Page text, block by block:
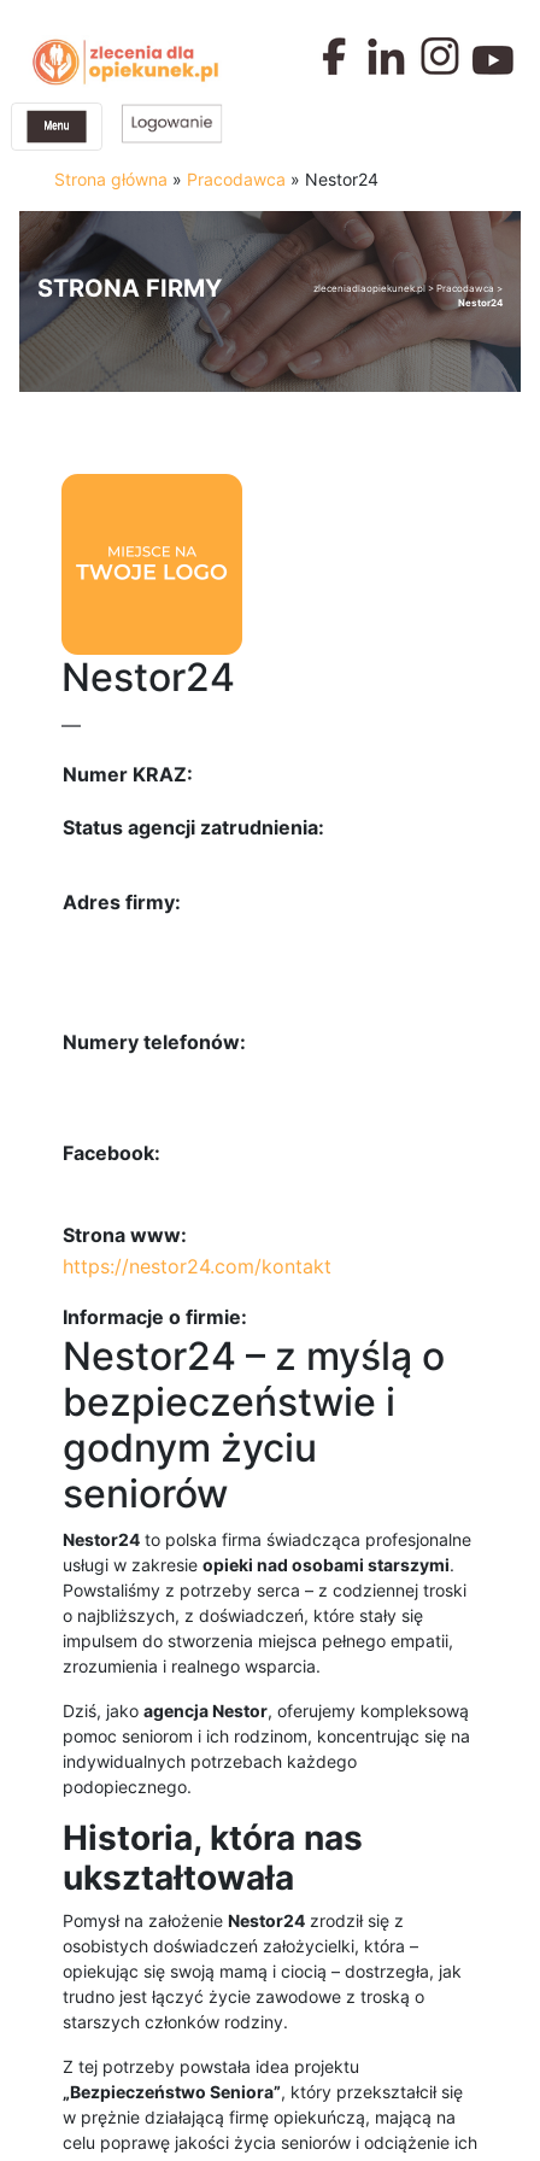
Strona główna » Pracodawca » Nestor24
STRONA FIRMY zleceniadlaopiekunek.pl > Pracodawca >
Nestor24
Nestor24
—
Numer KRAZ:
Status agencji zatrudnienia:
Adres firmy:
Numery telefonów:
Facebook:
Strona www:
https://nestor24.com/kontakt
Informacje o firmie:
Nestor24 – z myślą o
bezpieczeństwie i
godnym życiu
seniorów
Nestor24 to polska firma świadcząca profesjonalne
usługi w zakresie opieki nad osobami starszymi.
Powstaliśmy z potrzeby serca – z codziennej troski
o najbliższych, z doświadczeń, które stały się
impulsem do stworzenia miejsca pełnego empatii,
zrozumienia i realnego wsparcia.
Dziś, jako agencja Nestor, oferujemy kompleksową
pomoc seniorom i ich rodzinom, koncentrując się na
indywidualnych potrzebach każdego
podopiecznego.
Historia, która nas
ukształtowała
Pomysł na założenie Nestor24 zrodził się z
osobistych doświadczeń założycielki, która –
opiekując się swoją mamą i ciocią – dostrzegła, jak
trudno jest łączyć życie zawodowe z troską o
starszych członków rodziny.
Z tej potrzeby powstała idea projektu
„Bezpieczeństwo Seniora”, który przekształcił się
w prężnie działającą firmę opiekuńczą, mającą na
celu poprawę jakości życia seniorów i odciążenie ich